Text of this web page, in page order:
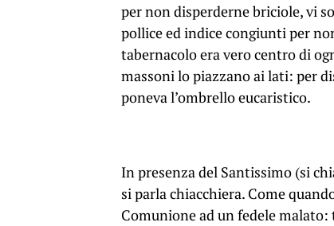
per non disperderne briciole, vi
pollice ed indice congiunti per
tabernacolo era vero centro di
massoni lo piazzano ai lati: per
poneva l’ombrello eucaristico.
In presenza del Santissimo (si
si parla chiacchiera. Come
Comunione ad un fedele